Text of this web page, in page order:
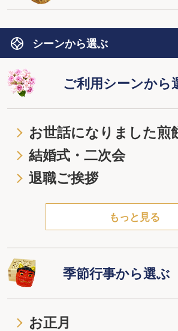
シーンから選ぶ
ご利用シーンから
お世話になりました煎
結婚式・二次会
退職ご挨拶
もっと見る
季節行事から選ぶ
お正月